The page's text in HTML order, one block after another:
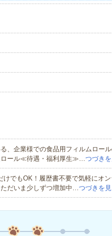
、企業様での食品用フィルムロー
ロール≪待遇・福利厚生≫…つづき
でもOK！履歴書不要で気軽にオ
だいま少しずつ増加中…つづきを